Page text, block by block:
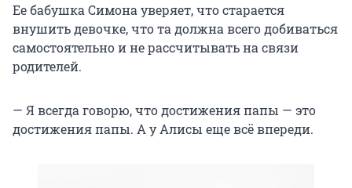
Ее бабушка Симона уверяет, что старается
внушить девочке, что та должна всего добиваться
самостоятельно и не рассчитывать на связи
родителей.
— Я всегда говорю, что достижения папы — это
достижения папы. А у Алисы еще всё впереди.